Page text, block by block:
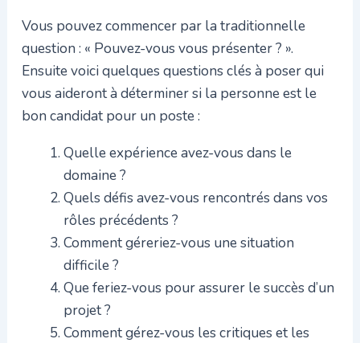
Vous pouvez commencer par la traditionnelle
question : « Pouvez-vous vous présenter ? ».
Ensuite voici quelques questions clés à poser qui
vous aideront à déterminer si la personne est le
bon candidat pour un poste :
Quelle expérience avez-vous dans le
domaine ?
Quels défis avez-vous rencontrés dans vos
rôles précédents ?
Comment géreriez-vous une situation
difficile ?
Que feriez-vous pour assurer le succès d’un
projet ?
Comment gérez-vous les critiques et les